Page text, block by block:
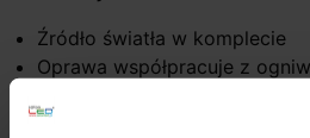
Źródło światła w komplecie
Oprawa współpracuje z
Wbudowany układ
Wersja RGB wymaga